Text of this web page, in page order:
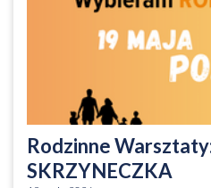
Rodzinne
SKRZYNECZKA